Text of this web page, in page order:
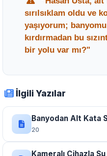
değişkenlik gösterse
kullanım için
beklenmesi önerilir.
sırılsıklam oldu ve
yaşıyorum;
kırdırmadan bu
bir yolu var mı?"
çok sık
S. Usta
olarak
cihazlarımızla
olmadığını teyit
İlgili Yazılar
20
Kameralı Cihazla